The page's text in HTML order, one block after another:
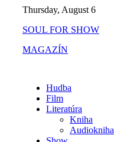
content
Thursday, August 6
SOUL FOR SHOW
MAGAZÍN
Hudba
Film
Literatúra
Kniha
Audiokniha